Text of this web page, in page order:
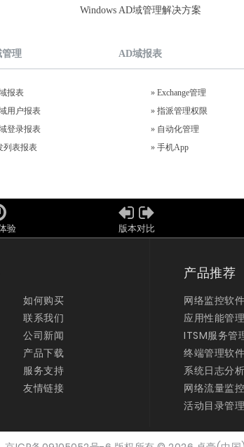
Windows AD域管理解决方案
理 AD域报表
报表
用户报表
登录报表
列表报表
» Exchange管理
» 指派管理权限
» 自动化管理
» 手机App
验 版本对比
如何购买
联系我们
公司新闻
产品下载
服务支持
友情链接
产品推荐
网络监控软件
应用性能管
ITSM服务管
终端管理软件
系统日志分
网络流量监
活动目录管